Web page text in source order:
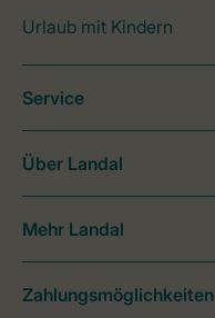
Urlaub mit Kindern
Service
Über Landal
Mehr Landal
Zahlungsmöglichkeiten